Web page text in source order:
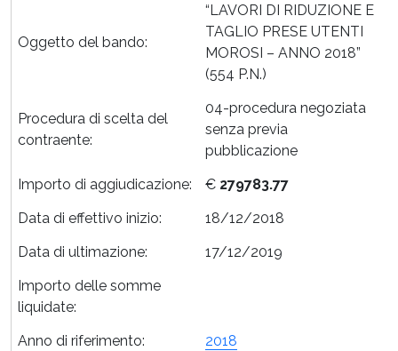
Oggetto del bando:
“LAVORI DI RIDUZIONE E
TAGLIO PRESE UTENTI
MOROSI – ANNO 2018”
(554 P.N.)
Procedura di scelta del
contraente:
04-procedura negoziata
senza previa
pubblicazione
Importo di aggiudicazione:
€ 279783.77
Data di effettivo inizio:
18/12/2018
Data di ultimazione:
17/12/2019
Importo delle somme
liquidate:
Anno di riferimento:
2018